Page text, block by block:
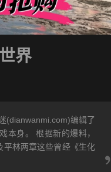
界
(dianwanmi.com)编辑了
本身。 根据新的爆料，
平林两章这些曾经《生化